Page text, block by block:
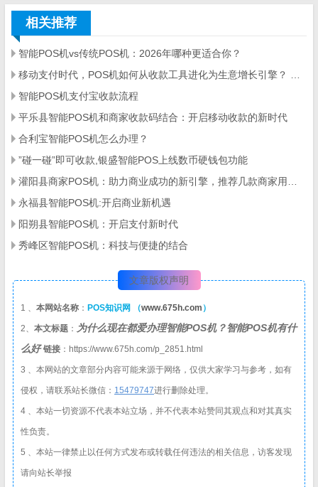
相关推荐
智能POS机vs传统POS机：2026年哪种更适合你？
智能POS机支付宝收款流程
平乐县智能POS机和商家收款码结合：开启移动收款的新时代
合利宝智能POS机怎么办理？
”碰一碰”即可收款,银盛智能POS上线数币硬钱包功能
永福县智能POS机:开启商业新机遇
阳朔县智能POS机：开启支付新时代
秀峰区智能POS机：科技与便捷的结合
文章版权声明
1 、 本网站名称 ： POS知识网 （www.675h.com ）
2、 本文标题 ： 为什么现在都爱办理智能POS机？智能POS机有什
么好链接 ：https://www.675h.com/p_2851.html
3 、本网站的文章部分内容可能来源于网络，仅供大家学习与参考，如有
侵权，请联系站长微信： 15479747进行删除处理。
4 、本站一切资源不代表本站立场，并不代表本站赞同其观点和对其真实
性负责。
5 、本站一律禁止以任何方式发布或转载任何违法的相关信息，访客发现
请向站长举报